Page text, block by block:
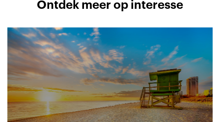
Ontdek meer op interesse